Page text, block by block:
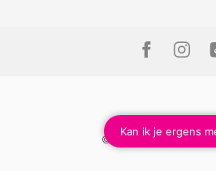
© Copyright 2026 Magic